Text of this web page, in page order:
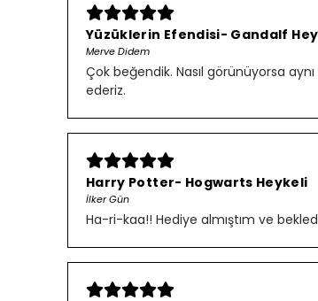
Yüzüklerin Efendisi- Gandalf
Merve Didem
Çok beğendik. Nasıl görünüyorsa
ederiz.
Harry Potter- Hogwarts Heykeli
İlker Gün
Ha-ri-kaa!! Hediye almıştım ve